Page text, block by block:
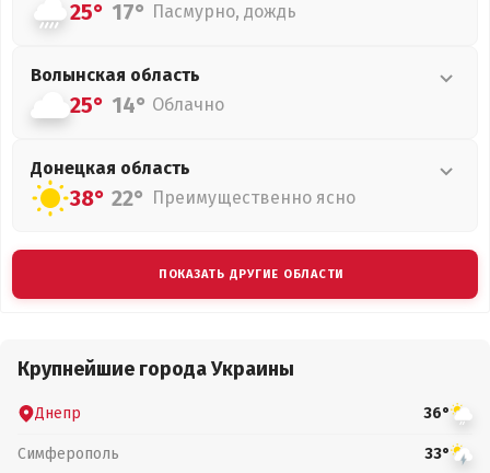
25° 17° Пасмурно, дождь
Волынская область
25° 14° Облачно
Донецкая область
38° 22° Преимущественно ясно
ПОКАЗАТЬ ДРУГИЕ ОБЛАСТИ
Крупнейшие города Украины
Днепр 36°
Симферополь 33°